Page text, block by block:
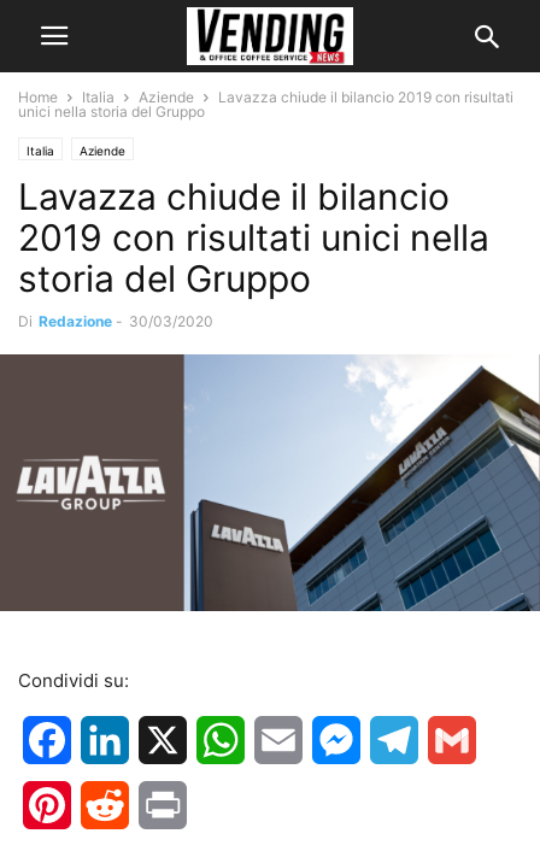
Home Italia Aziende
Lavazza chiude il bilancio 2019 con risultati
unici nella storia del Gruppo
Italia Aziende
Lavazza chiude il bilancio
2019 con risultati unici nella
storia del Gruppo
Di Redazione - 30/03/2020
Condividi su:
FacebookLinkedIn WhatsApp
Email MessengerTelegram
PinterestReddit